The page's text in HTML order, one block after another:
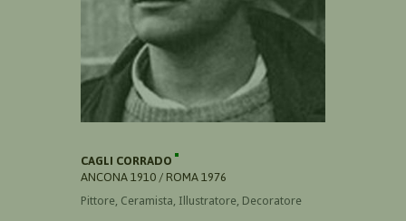
CAGLI CORRADO
ANCONA 1910 / ROMA 1976
Pittore, Ceramista, Illustratore, Decoratore